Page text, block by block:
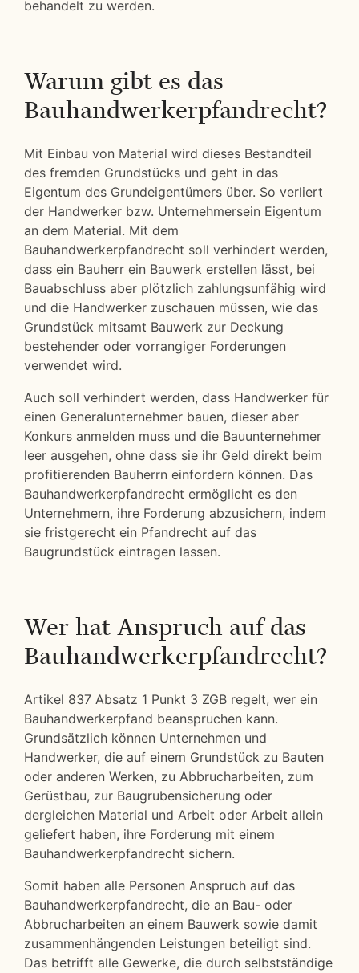
behandelt zu werden.
Warum gibt es das
Bauhandwerkerpfandrecht?
Mit Einbau von Material wird dieses Bestandteil
des fremden Grundstücks und geht in das
Eigentum des Grundeigentümers über. So verliert
der Handwerker bzw. Unternehmersein Eigentum
an dem Material. Mit dem
Bauhandwerkerpfandrecht soll verhindert werden,
dass ein Bauherr ein Bauwerk erstellen lässt, bei
Bauabschluss aber plötzlich zahlungsunfähig wird
und die Handwerker zuschauen müssen, wie das
Grundstück mitsamt Bauwerk zur Deckung
bestehender oder vorrangiger Forderungen
verwendet wird.
Auch soll verhindert werden, dass Handwerker für
einen Generalunternehmer bauen, dieser aber
Konkurs anmelden muss und die Bauunternehmer
leer ausgehen, ohne dass sie ihr Geld direkt beim
profitierenden Bauherrn einfordern können. Das
Bauhandwerkerpfandrecht ermöglicht es den
Unternehmern, ihre Forderung abzusichern, indem
sie fristgerecht ein Pfandrecht auf das
Baugrundstück eintragen lassen.
Wer hat Anspruch auf das
Bauhandwerkerpfandrecht?
Artikel 837 Absatz 1 Punkt 3 ZGB regelt, wer ein
Bauhandwerkerpfand beanspruchen kann.
Grundsätzlich können Unternehmen und
Handwerker, die auf einem Grundstück zu Bauten
oder anderen Werken, zu Abbrucharbeiten, zum
Gerüstbau, zur Baugrubensicherung oder
dergleichen Material und Arbeit oder Arbeit allein
geliefert haben, ihre Forderung mit einem
Bauhandwerkerpfandrecht sichern.
Somit haben alle Personen Anspruch auf das
Bauhandwerkerpfandrecht, die an Bau- oder
Abbrucharbeiten an einem Bauwerk sowie damit
zusammenhängenden Leistungen beteiligt sind.
Das betrifft alle Gewerke, die durch selbstständige